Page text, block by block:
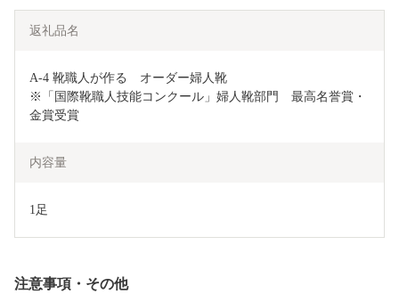
返礼品名
A-4 靴職人が作る　オーダー婦人靴
※「国際靴職人技能コンクール」婦人靴部門　最高名誉賞・
金賞受賞
内容量
1足
注意事項・その他